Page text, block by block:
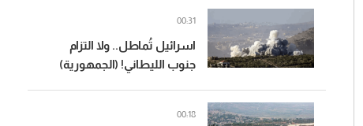
اسرائيل تُماطل.. ولا التزام
جنوب الليطاني! (الجمهورية)
00:31
00:18